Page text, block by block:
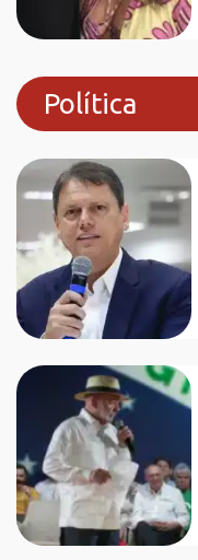
Política